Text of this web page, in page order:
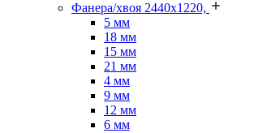
Фанера/хвоя 2440х1220,
5 мм
18 мм
15 мм
21 мм
4 мм
9 мм
12 мм
6 мм